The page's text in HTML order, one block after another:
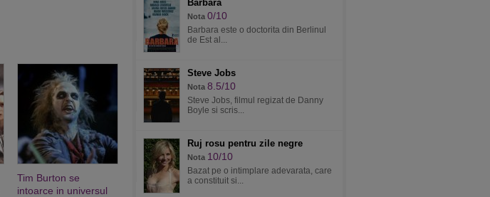
Tim Burton se
intoarce in universul
Barbara
Nota 0/10
Barbara este o doctorita din Berlinul
de Est al...
Steve Jobs
Nota 8.5/10
Steve Jobs, filmul regizat de Danny
Boyle si scris...
Ruj rosu pentru zile negre
Nota 10/10
Bazat pe o intimplare adevarata, care
a constituit si...